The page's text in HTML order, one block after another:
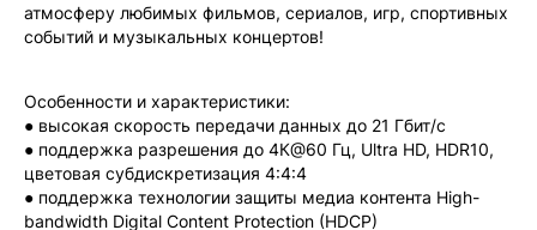
атмосферу любимых фильмов, сериалов, игр, спортивных
событий и музыкальных концертов!
Особенности и характеристики:
● высокая скорость передачи данных до 21 Гбит/с
● поддержка разрешения до 4К@60 Гц, Ultra HD, HDR10,
цветовая субдискретизация 4:4:4
● поддержка технологии защиты медиа контента High-
bandwidth Digital Content Protection (HDCP)